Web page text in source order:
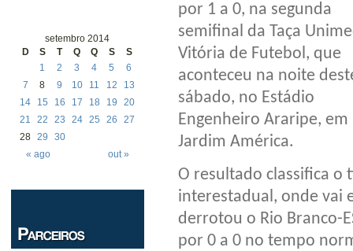
setembro 2014
D
S T Q Q S S
« ago out »
1 2 3 4 5
6
7
8 9 10 11 12
13
14
15 16 17 18 19
20
21
22 23 24 25 26
27
28 29 30
por 1 a 0, na segunda
semifinal da Taça
Vitória de Futebol, que
aconteceu na noite
sábado, no Estádio
Engenheiro Araripe, em
Jardim América.
O resultado classifica o
interestadual, onde vai
derrotou o Rio Branco-
por 0 a 0 no tempo